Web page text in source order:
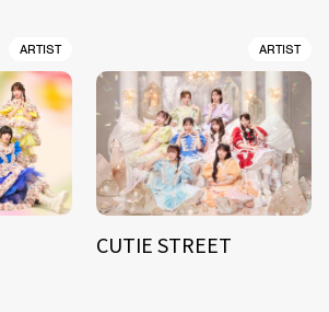
ARTIST ARTIST
CUTIE STREET